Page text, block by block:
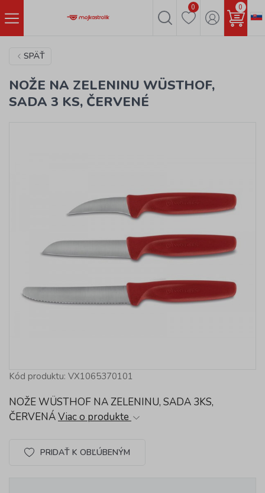
0 0
SPÄŤ
NOŽE NA ZELENINU WÜSTHOF,
SADA 3 KS, ČERVENÉ
Kód produktu: VX1065370101
NOŽE WÜSTHOF NA ZELENINU, SADA 3KS,
ČERVENÁViac o produkte
PRIDAŤ K OBĽÚBENÝM